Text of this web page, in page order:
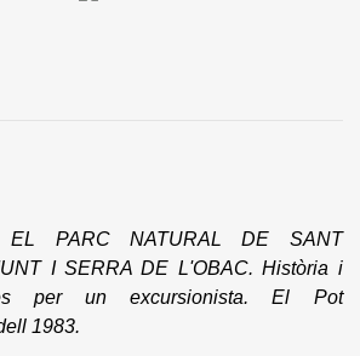
EL PARC NATURAL DE SANT
I SERRA DE L'OBAC. Història i
per un excursionista. El Pot
1983.